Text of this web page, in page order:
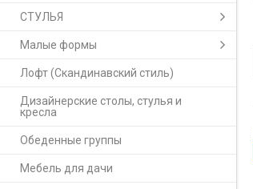
СТУЛЬЯ
Малые формы
Лофт (Скандинавский стиль)
Дизайнерские столы, стулья и
кресла
Обеденные группы
Мебель для дачи